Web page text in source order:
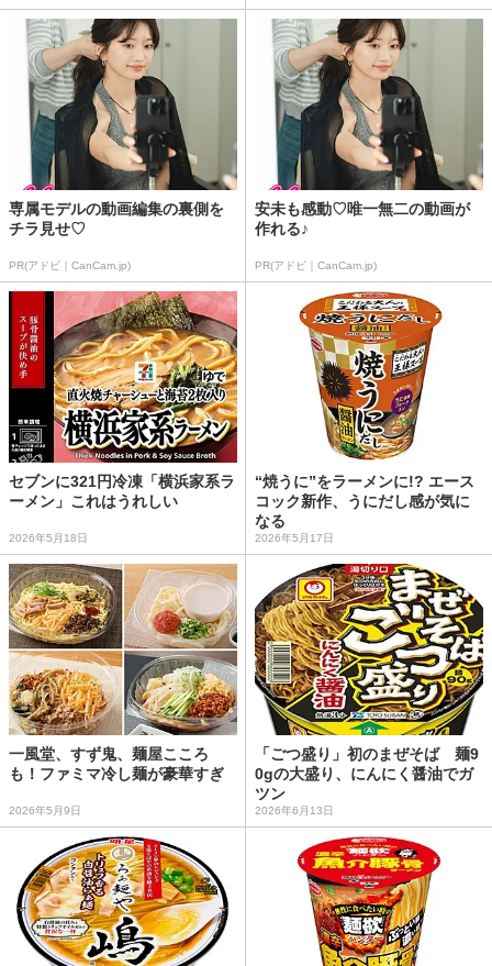
専属モデルの動画編集の裏側を
チラ見せ♡
PR(アドビ｜CanCam.jp)
安未も感動♡唯一無二の動画が
作れる♪
PR(アドビ｜CanCam.jp)
セブンに321円冷凍「横浜家系ラ
ーメン」これはうれしい
2026年5月18日
“焼うに”をラーメンに!? エース
コック新作、うにだし感が気に
なる
2026年5月17日
一風堂、すず鬼、麺屋こころ
も！ファミマ冷し麺が豪華すぎ
2026年5月9日
「ごつ盛り」初のまぜそば 麺9
0gの大盛り、にんにく醤油でガ
ツン
2026年6月13日